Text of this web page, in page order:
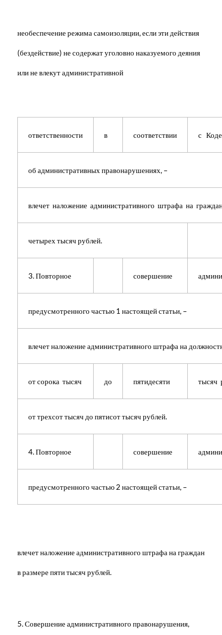
необеспечение режима самоизоляции, если эти действия
(бездействие) не содержат уголовно наказуемого деяния
или не влекут административной
ответственности в соответствии с
об административных правонарушениях, –
влечет наложение административного штрафа на
четырех тысяч рублей.
3. Повторное совершение
предусмотренного частью 1 настоящей статьи, –
влечет наложение административного штрафа на
от сорока тысяч до пятидесяти тысяч
от трехсот тысяч до пятисот тысяч рублей.
4. Повторное совершение
предусмотренного частью 2 настоящей статьи, –
влечет наложение административного штрафа на граждан
в размере пяти тысяч рублей.
Совершение административного правонарушения,